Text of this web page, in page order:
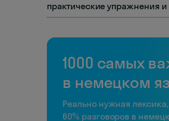
практические упражнения и
1000 самых
в немецком
Реально нужная
60% разговоров в